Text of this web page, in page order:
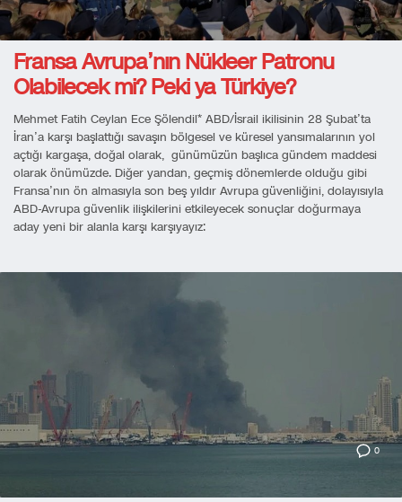
Fransa Avrupa’nın Nükleer Patronu
Olabilecek mi? Peki ya Türkiye?
Mehmet Fatih Ceylan Ece Şölendil* ABD/İsrail ikilisinin 28 Şubat’ta
İran’a karşı başlattığı savaşın bölgesel ve küresel yansımalarının yol
açtığı kargaşa, doğal olarak, günümüzün başlıca gündem maddesi
olarak önümüzde. Diğer yandan, geçmiş dönemlerde olduğu gibi
Fransa’nın ön almasıyla son beş yıldır Avrupa güvenliğini, dolayısıyla
ABD-Avrupa güvenlik ilişkilerini etkileyecek sonuçlar doğurmaya
aday yeni bir alanla karşı karşıyayız:
0